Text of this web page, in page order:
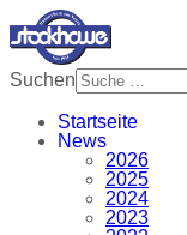
Suchen
Startseite
News
2026
2025
2024
2023